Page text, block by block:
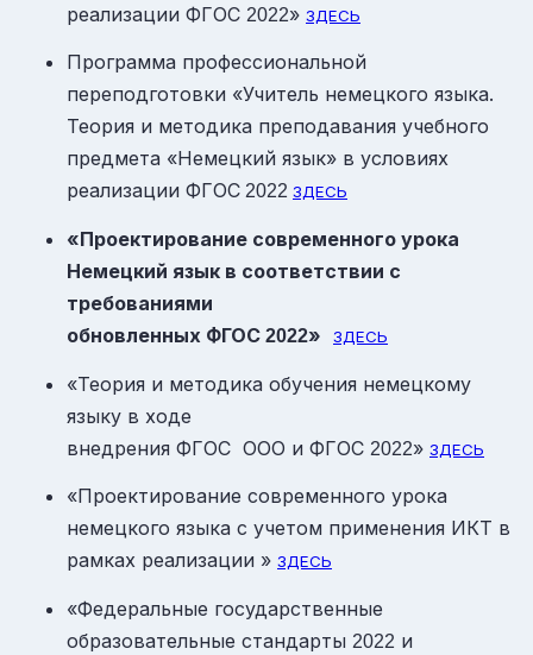
реализации ФГОС 2022» ЗДЕСЬ
Программа профессиональной
переподготовки «Учитель немецкого языка.
Теория и методика преподавания учебного
предмета «Немецкий язык» в условиях
реализации ФГОС 2022 ЗДЕСЬ
«Проектирование современного урока
Немецкий язык в соответствии с
требованиями
обновленных ФГОС 2022» ЗДЕСЬ
«Теория и методика обучения немецкому
языку в ходе
внедрения ФГОС ООО и ФГОС 2022» ЗДЕСЬ
«Проектирование современного урока
немецкого языка с учетом применения ИКТ в
рамках реализации » ЗДЕСЬ
«Федеральные государственные
образовательные стандарты 2022 и